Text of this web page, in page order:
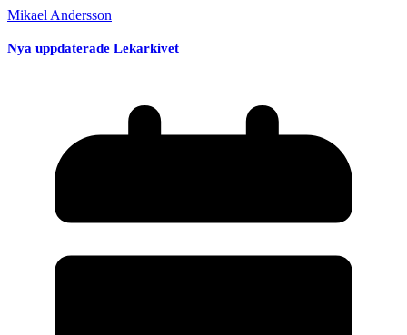
Mikael Andersson
Nya uppdaterade Lekarkivet